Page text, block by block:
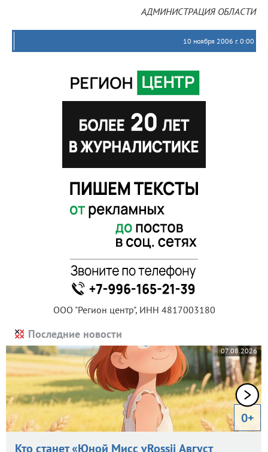
АДМИНИСТРАЦИЯ ОБЛАСТИ
10 ноября 2006 г. 0:00
ООО "Регион центр", ИНН 4817003180
Последние новости
07.08.2026
0+
Кто станет «Юной Мисс vRossii Август